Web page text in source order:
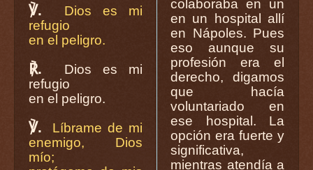
℣.
Dios es mi
refugio
en el peligro.
℟.
Dios es mi
refugio
en el peligro.
℣.
Líbrame de mi
enemigo, Dios
mío;
colaboraba en un
en un hospital allí
en Nápoles. Pues
eso aunque su
profesión era el
derecho, digamos
que hacía
voluntariado en
ese hospital. La
opción era fuerte y
significativa,
mientras atendía a